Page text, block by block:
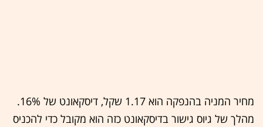
מחיר המניה בהנפקה הוא 1.17 שקל, דיסקאונט של 16%.
מהלך של גיוס גישור בדיסקאונט כזה הוא מקובל כדי להכניס